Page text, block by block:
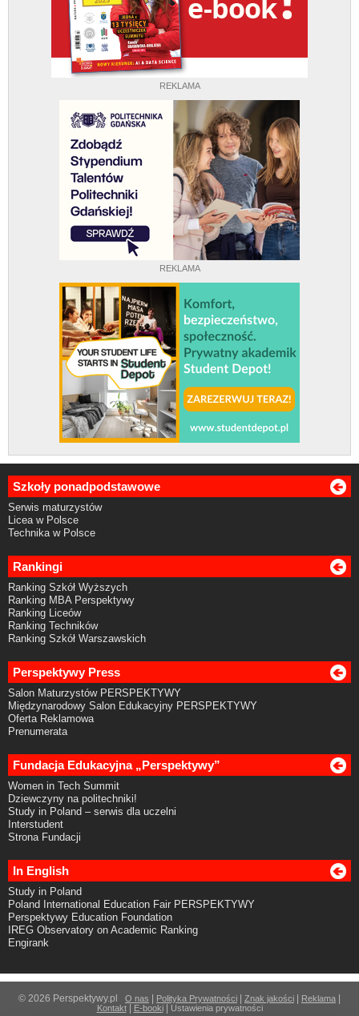
REKLAMA
REKLAMA
Szkoły ponadpodstawowe
Serwis maturzystów
Licea w Polsce
Technika w Polsce
Rankingi
Ranking Szkół Wyższych
Ranking MBA Perspektywy
Ranking Liceów
Ranking Techników
Ranking Szkół Warszawskich
Perspektywy Press
Salon Maturzystów PERSPEKTYWY
Międzynarodowy Salon Edukacyjny PERSPEKTYWY
Oferta Reklamowa
Prenumerata
Fundacja Edukacyjna „Perspektywy”
Women in Tech Summit
Dziewczyny na politechniki!
Study in Poland – serwis dla uczelni
Interstudent
Strona Fundacji
In English
Study in Poland
Poland International Education Fair PERSPEKTYWY
Perspektywy Education Foundation
IREG Observatory on Academic Ranking
Engirank
© 2026 Perspektywy.pl O nas Polityka Prywatności Znak jakości Reklama
Kontakt| E-booki| Ustawienia prywatności